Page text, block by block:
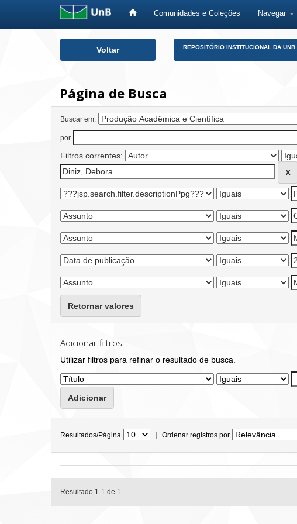
Comunidades e Coleções Navegar
Voltar REPOSITÓRIO INSTITUCIONAL DA UNB
Página de Busca
Buscar em:
por
Filtros correntes:
Retornar valores
Adicionar filtros:
Utilizar filtros para refinar o resultado de busca.
Resultados/Página | Ordenar registros por
Resultado 1-1 de 1.